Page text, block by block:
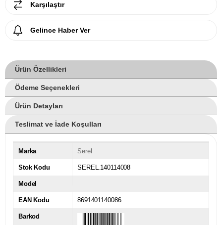
Karşılaştır
Gelince Haber Ver
Ürün Özellikleri
Ödeme Seçenekleri
Ürün Detayları
Teslimat ve İade Koşulları
Marka Serel
Stok Kodu SEREL.140114008
Model
EAN Kodu 8691401140086
Barkod